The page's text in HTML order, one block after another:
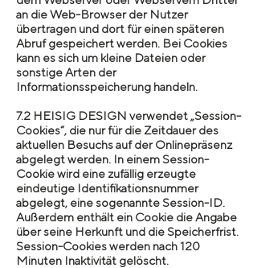
an die Web-Browser der Nutzer
übertragen und dort für einen späteren
Abruf gespeichert werden. Bei Cookies
kann es sich um kleine Dateien oder
sonstige Arten der
Informationsspeicherung handeln.
7.2 HEISIG DESIGN verwendet „Session-
Cookies“, die nur für die Zeitdauer des
aktuellen Besuchs auf der Onlinepräsenz
abgelegt werden. In einem Session-
Cookie wird eine zufällig erzeugte
eindeutige Identifikationsnummer
abgelegt, eine sogenannte Session-ID.
Außerdem enthält ein Cookie die Angabe
über seine Herkunft und die Speicherfrist.
Session-Cookies werden nach 120
Minuten Inaktivität gelöscht.